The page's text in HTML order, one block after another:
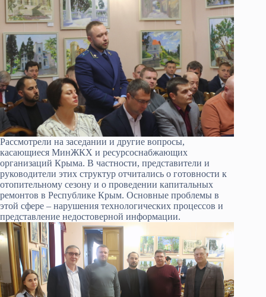
Рассмотрели на заседании и другие вопросы,
касающиеся МинЖКХ и ресурсоснабжающих
организаций Крыма. В частности, представители и
руководители этих структур отчитались о готовности к
отопительному сезону и о проведении капитальных
ремонтов в Республике Крым. Основные проблемы в
этой сфере – нарушения технологических процессов и
представление недостоверной информации.